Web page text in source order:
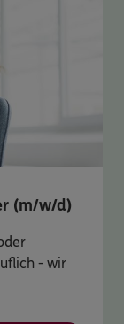
(m/w/d)
- wir